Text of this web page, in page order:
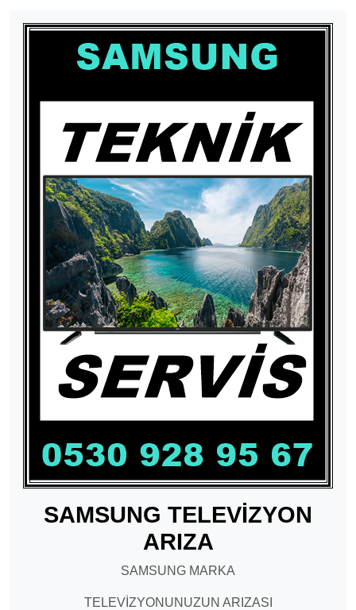
SAMSUNG TELEVİZYON
ARIZA
SAMSUNG MARKA
TELEVİZYONUNUZUN ARIZASI